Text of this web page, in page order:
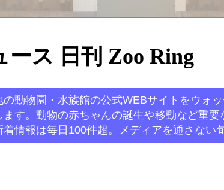
ス 日刊 Zoo Ring
動物園・水族館の公式WEBサイトをウォ
す。動物の赤ちゃんの誕生や移動など重
情報は毎日100件超。メディアを通さない